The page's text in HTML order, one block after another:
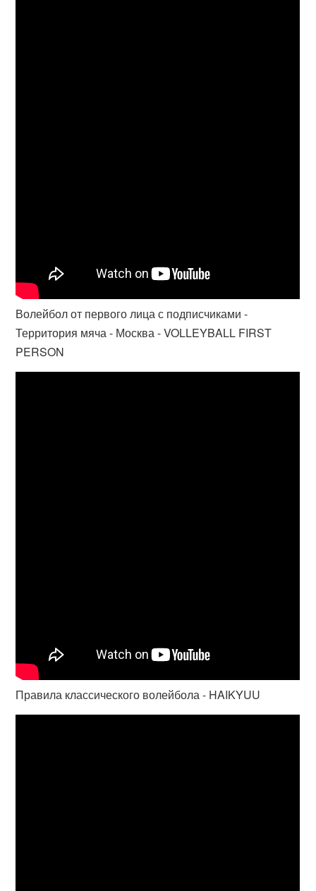
Волейбол от первого лица с подписчиками -
Территория мяча - Москва - VOLLEYBALL FIRST
PERSON
Правила классического волейбола - HAIKYUU